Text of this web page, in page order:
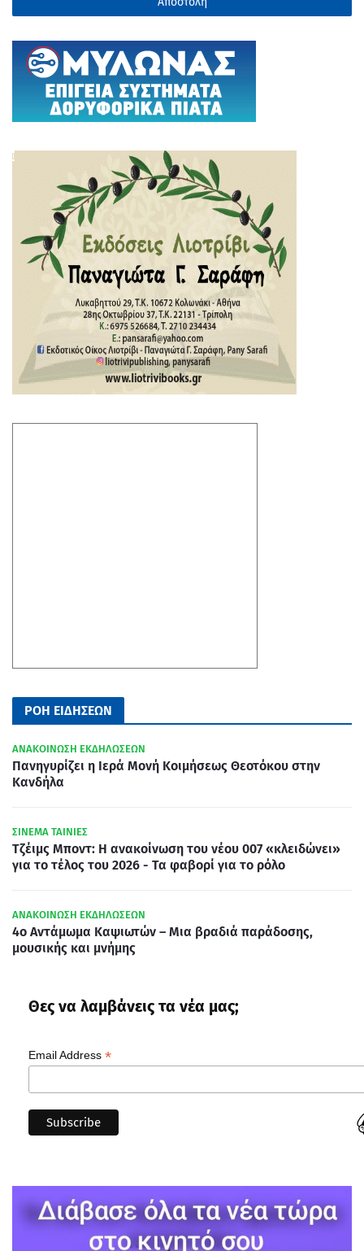
ΡΟΗ ΕΙΔΗΣΕΩΝ
ΑΝΑΚΟΙΝΩΣΗ ΕΚΔΗΛΩΣΕΩΝ
Πανηγυρίζει η Ιερά Μονή Κοιμήσεως Θεοτόκου στην
Κανδήλα
ΣΙΝΕΜΑ ΤΑΙΝΙΕΣ
Τζέιμς Μποντ: Η ανακοίνωση του νέου 007 «κλειδώνει»
για το τέλος του 2026 - Τα φαβορί για το ρόλο
ΑΝΑΚΟΙΝΩΣΗ ΕΚΔΗΛΩΣΕΩΝ
4ο Αντάμωμα Καψιωτών – Μια βραδιά παράδοσης,
μουσικής και μνήμης
Θες να λαμβάνεις τα νέα μας;
Email Address *